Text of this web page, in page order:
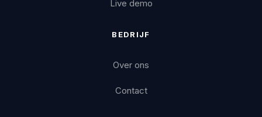
Live demo
BEDRIJF
Over ons
Contact